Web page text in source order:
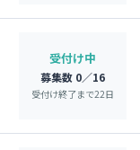
受付け中
募集数 0／16
受付け終了まで22日